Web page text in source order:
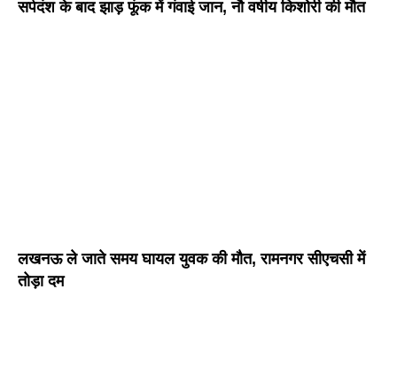
सर्पदंश के बाद झाड़ फूंक में गंवाई जान, नौ वर्षीय किशोरी की मौत
लखनऊ ले जाते समय घायल युवक की मौत, रामनगर सीएचसी में
तोड़ा दम